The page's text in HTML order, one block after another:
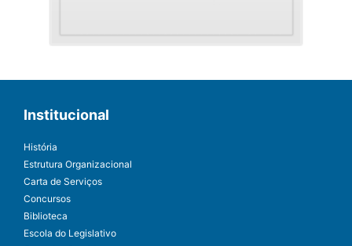
Institucional
História
Estrutura Organizacional
Carta de Serviços
Concursos
Biblioteca
Escola do Legislativo